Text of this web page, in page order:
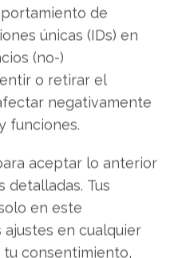
de
únicas (IDs) en
(no-)
o retirar el
negativamente
funciones.
aceptar lo anterior
detalladas. Tus
en este
ajustes en cualquier
consentimiento,
PC en modo seguro
el arranque de la
la pantalla de inicio
Windows no cargue ni
Cuando
modo seguro,
análisis completo